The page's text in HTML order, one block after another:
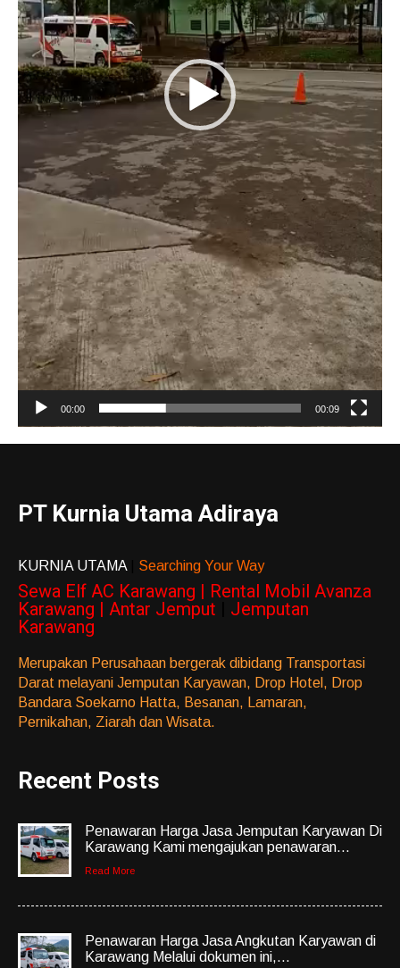
00:00 00:09
PT Kurnia Utama Adiraya
KURNIA UTAMA Searching Your Way
Sewa Elf AC Karawang | Rental Mobil Avanza
Karawang | Antar Jemput
Jemputan
Karawang
Merupakan Perusahaan bergerak dibidang Transportasi
Darat melayani Jemputan Karyawan, Drop Hotel, Drop
Bandara Soekarno Hatta, Besanan, Lamaran,
Pernikahan, Ziarah dan Wisata.
Recent Posts
Penawaran Harga Jasa Jemputan Karyawan Di
Karawang Kami mengajukan penawaran...
Read More
Penawaran Harga Jasa Angkutan Karyawan di
Karawang Melalui dokumen ini,...